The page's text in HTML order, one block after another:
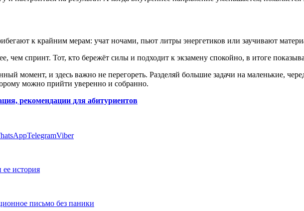
к крайним мерам: учат ночами, пьют литры энергетиков или заучивают
чем спринт. Тот, кто бережёт силы и подходит к экзамену спокойно, в итоге
момент, и здесь важно не перегореть. Разделяй большие задачи на маленькие,
можно прийти уверенно и собранно.
рекомендации для абитуриентов
TelegramViber
история
письмо без паники